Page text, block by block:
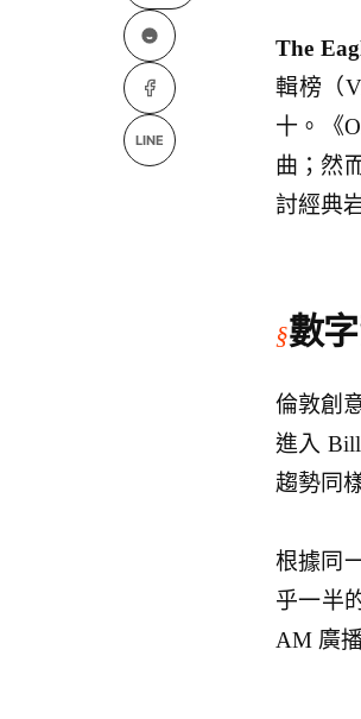
LINE
The
輯榜（
十。《
曲；然
討經典
數
倫敦創
進入
趨勢同
根據同
乎一半
AM 廣